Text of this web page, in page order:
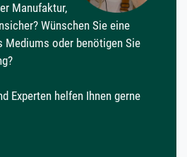
Manufaktur,
Wünschen Sie eine
Mediums oder benötigen Sie
Experten helfen Ihnen gerne